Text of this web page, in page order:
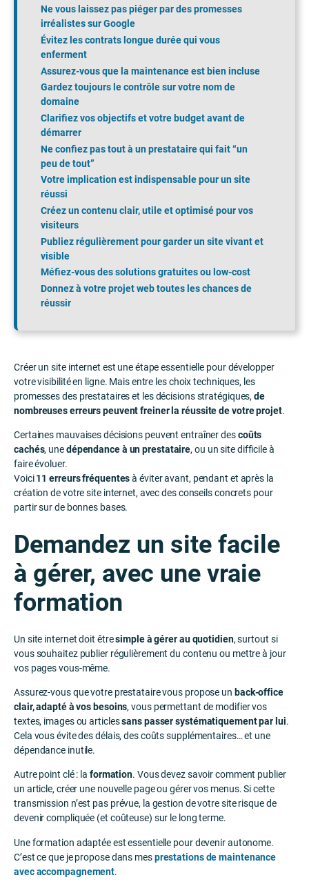
Ne vous laissez pas piéger par des promesses
irréalistes sur Google
Évitez les contrats longue durée qui vous
enferment
Assurez-vous que la maintenance est bien incluse
Gardez toujours le contrôle sur votre nom de
domaine
Clarifiez vos objectifs et votre budget avant de
démarrer
Ne confiez pas tout à un prestataire qui fait “un
peu de tout”
Votre implication est indispensable pour un site
réussi
Créez un contenu clair, utile et optimisé pour vos
visiteurs
Publiez régulièrement pour garder un site vivant et
visible
Méfiez-vous des solutions gratuites ou low-cost
Donnez à votre projet web toutes les chances de
réussir
Créer un site internet est une étape essentielle pour développer
votre visibilité en ligne. Mais entre les choix techniques, les
promesses des prestataires et les décisions stratégiques,de
nombreuses erreurs peuvent freiner la réussite de votre projet.
Certaines mauvaises décisions peuvent entraîner descoûts
cachés, unedépendance à un prestataire, ou un site difficile à
faire évoluer.
Voici11 erreurs fréquentesà éviter avant, pendant et après la
création de votre site internet, avec des conseils concrets pour
partir sur de bonnes bases.
Demandez un site facile
à gérer, avec une vraie
formation
Un site internet doit êtresimple à gérer au quotidien, surtout si
vous souhaitez publier régulièrement du contenu ou mettre à jour
vos pages vous-même.
Assurez-vous que votre prestataire vous propose un back-office
clair, adapté à vos besoins, vous permettant de modifier vos
textes, images ou articlessans passer systématiquement par lui.
Cela vous évite des délais, des coûts supplémentaires… et une
dépendance inutile.
Autre point clé : la formation. Vous devez savoir comment publier
un article, créer une nouvelle page ou gérer vos menus. Si cette
transmission n’est pas prévue, la gestion de votre site risque de
devenir compliquée (et coûteuse) sur le long terme.
Une formation adaptée est essentielle pour devenir autonome.
C’est ce que je propose dans mesprestations de maintenance
avec accompagnement.